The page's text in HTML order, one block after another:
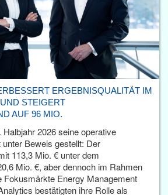
ERGEBNISQUALITÄT IM
STEIGERT
AUF 96 MIO.
2026 seine operative
Beweis gestellt: Der
113,3 Mio. € unter dem
Mio. €, aber dennoch im Rahmen
Fokusmärkte Energy Management
bestätigten ihre Rolle als